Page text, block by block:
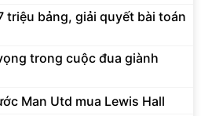
triệu bảng, giải quyết bài toán
trong cuộc đua giành
Man Utd mua Lewis Hall